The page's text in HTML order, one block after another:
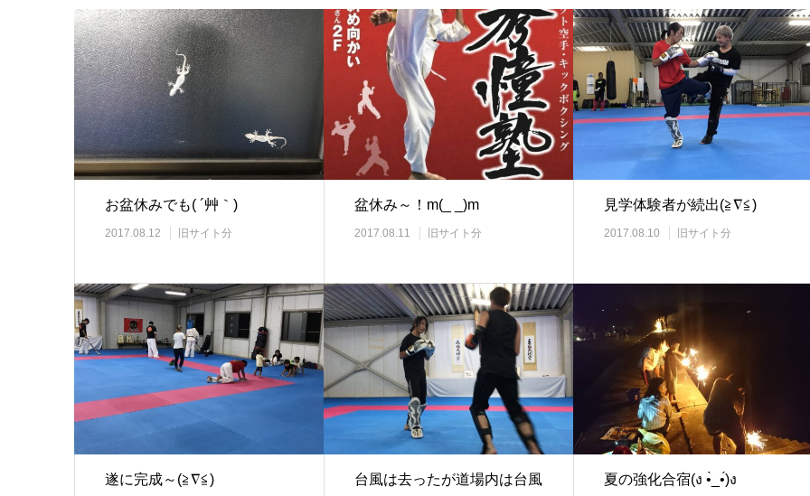
お盆休みでも( ´艸｀)
2017.08.12 旧サイト分
盆休み～！m(_ _)m
2017.08.11 旧サイト分
見学体験者が続出(≧∇≦)
2017.08.10 旧サイト分
遂に完成～(≧∇≦)
台風は去ったが道場内は台風
夏の強化合宿(ง •̀_•́)ง